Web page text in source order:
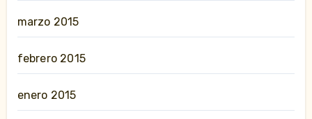
marzo 2015
febrero 2015
enero 2015